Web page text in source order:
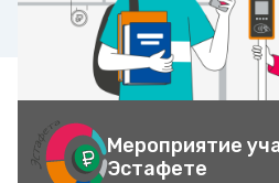
Мероприятие
Эстафете